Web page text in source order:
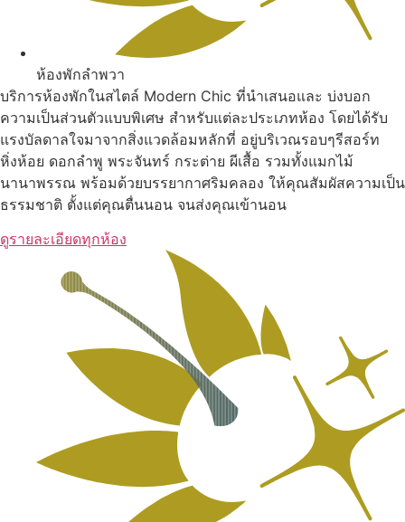
ห้องพักลำพวา
บริการห้องพักในสไตล์ Modern Chic ที่นำเสนอและ บ่งบอก
ความเป็นส่วนตัวแบบพิเศษ สำหรับแต่ละประเภทห้อง โดยได้รับ
แรงบัลดาลใจมาจากสิ่งแวดล้อมหลักที่ อยู่บริเวณรอบๆรีสอร์ท
หิ่งห้อย ดอกลำพู พระจันทร์ กระต่าย ผีเสื้อ รวมทั้งแมกไม้
นานาพรรณ พร้อมด้วยบรรยากาศริมคลอง ให้คุณสัมผัสความเป็น
ธรรมชาติ ตั้งแต่คุณตื่นนอน จนส่งคุณเข้านอน
ดูรายละเอียดทุกห้อง